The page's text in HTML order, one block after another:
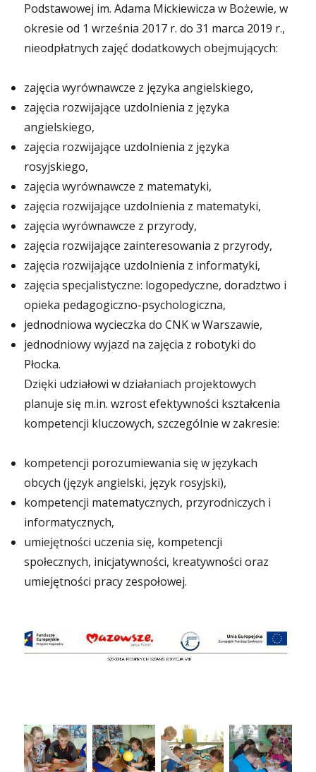
Podstawowej im. Adama Mickiewicza w Bożewie, w
okresie od 1 września 2017 r. do 31 marca 2019 r.,
nieodpłatnych zajęć dodatkowych obejmujących:
zajęcia wyrównawcze z języka angielskiego,
zajęcia rozwijające uzdolnienia z języka
angielskiego,
zajęcia rozwijające uzdolnienia z języka
rosyjskiego,
zajęcia wyrównawcze z matematyki,
zajęcia rozwijające uzdolnienia z matematyki,
zajęcia wyrównawcze z przyrody,
zajęcia rozwijające zainteresowania z przyrody,
zajęcia rozwijające uzdolnienia z informatyki,
zajęcia specjalistyczne: logopedyczne, doradztwo i
opieka pedagogiczno-psychologiczna,
jednodniowa wycieczka do CNK w Warszawie,
jednodniowy wyjazd na zajęcia z robotyki do
Płocka.
Dzięki udziałowi w działaniach projektowych
planuje się m.in. wzrost efektywności kształcenia
kompetencji kluczowych, szczególnie w zakresie:
kompetencji porozumiewania się w językach
obcych (język angielski, język rosyjski),
kompetencji matematycznych, przyrodniczych i
informatycznych,
umiejętności uczenia się, kompetencji
społecznych, inicjatywności, kreatywności oraz
umiejętności pracy zespołowej.